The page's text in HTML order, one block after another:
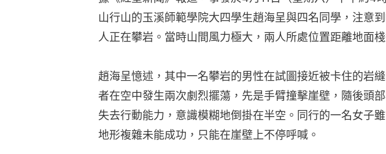
山行山的玉溪師範學院大四學生趙海呈與四名同學，注意
人正在攀岩。當時山間風力極大，兩人所處位置距離地面
趙海呈憶述，其中一名攀岩的男性在試圖接近被卡住的岩
者在空中發生兩次劇烈擺蕩，先是手臂撞擊崖壁，隨後頭
失去行動能力，意識模糊地倒掛在半空。同行的一名女子
地形複雜未能成功，只能在崖壁上不停呼喊。